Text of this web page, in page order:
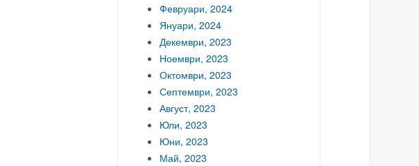
Февруари, 2024
Януари, 2024
Декември, 2023
Ноември, 2023
Октомври, 2023
Септември, 2023
Август, 2023
Юли, 2023
Юни, 2023
Май, 2023